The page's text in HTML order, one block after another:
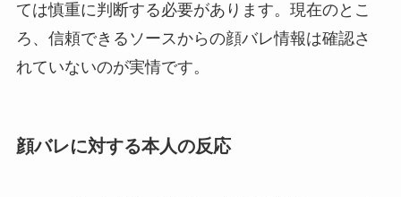
ては慎重に判断する必要があります。現在のとこ
ろ、信頼できるソースからの顔バレ情報は確認さ
れていないのが実情です。
顔バレに対する本人の反応